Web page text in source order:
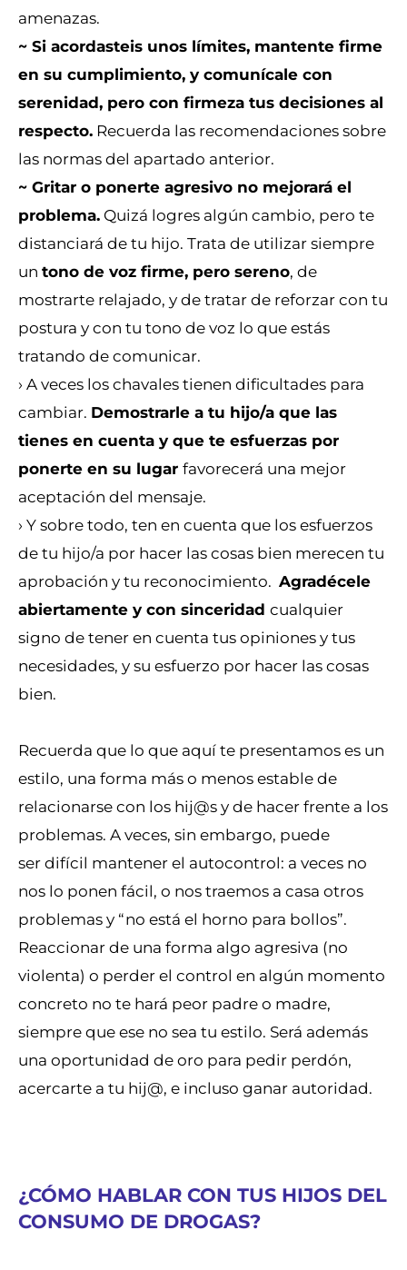
amenazas.
~ Si acordasteis unos límites, mantente firme
en su cumplimiento, y comunícale con
serenidad, pero con firmeza tus decisiones al
respecto. Recuerda las recomendaciones sobre
las normas del apartado anterior.
~ Gritar o ponerte agresivo no mejorará el
problema. Quizá logres algún cambio, pero te
distanciará de tu hijo. Trata de utilizar siempre
un tono de voz firme, pero sereno, de
mostrarte relajado, y de tratar de reforzar con tu
postura y con tu tono de voz lo que estás
tratando de comunicar.
› A veces los chavales tienen dificultades para
cambiar. Demostrarle a tu hijo/a que las
tienes en cuenta y que te esfuerzas por
ponerte en su lugar favorecerá una mejor
aceptación del mensaje.
› Y sobre todo, ten en cuenta que los esfuerzos
de tu hijo/a por hacer las cosas bien merecen tu
aprobación y tu reconocimiento. Agradécele
abiertamente y con sinceridad cualquier
signo de tener en cuenta tus opiniones y tus
necesidades, y su esfuerzo por hacer las cosas
bien.
Recuerda que lo que aquí te presentamos es un
estilo, una forma más o menos estable de
relacionarse con los hij@s y de hacer frente a los
problemas. A veces, sin embargo, puede
ser difícil mantener el autocontrol: a veces no
nos lo ponen fácil, o nos traemos a casa otros
problemas y “no está el horno para bollos”.
Reaccionar de una forma algo agresiva (no
violenta) o perder el control en algún momento
concreto no te hará peor padre o madre,
siempre que ese no sea tu estilo. Será además
una oportunidad de oro para pedir perdón,
acercarte a tu hij@, e incluso ganar autoridad.
¿CÓMO HABLAR CON TUS HIJOS DEL
CONSUMO DE DROGAS?